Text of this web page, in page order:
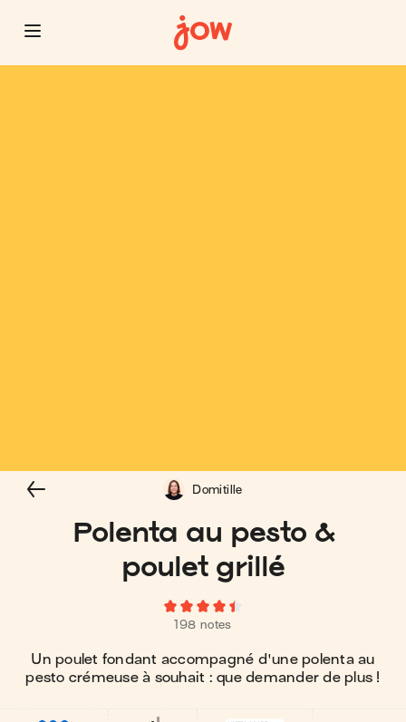
Polenta au pesto &
poulet grillé
198 notes
Un poulet fondant accompagné d'une polenta au
pesto crémeuse à souhait : que demander de plus !
Domitille